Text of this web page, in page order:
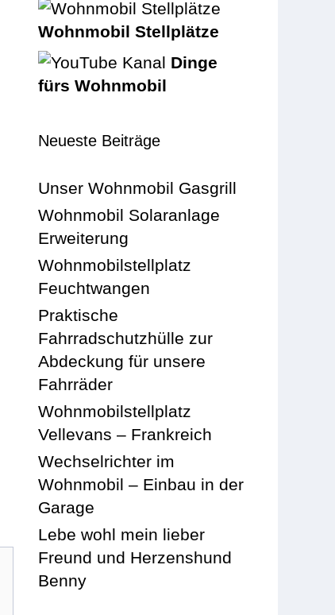
Wohnmobil Stellplätze
Dinge
fürs Wohnmobil
Neueste Beiträge
Unser Wohnmobil Gasgrill
Wohnmobil Solaranlage
Erweiterung
Wohnmobilstellplatz
Feuchtwangen
Praktische
Fahrradschutzhülle zur
Abdeckung für unsere
Fahrräder
Wohnmobilstellplatz
Vellevans – Frankreich
Wechselrichter im
Wohnmobil – Einbau in der
Garage
Lebe wohl mein lieber
Freund und Herzenshund
Benny